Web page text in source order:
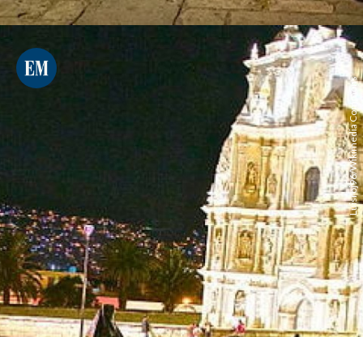
Luisroj96/Wikimedia Commons